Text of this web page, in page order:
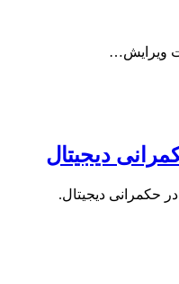
دیجیتال
حکمرانی دیجیتال.